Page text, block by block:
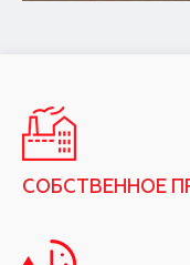
СОБСТВЕННОЕ